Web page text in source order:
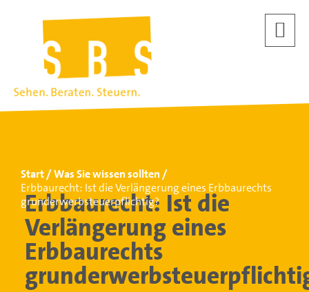
Start
Was Sie wissen sollten
Erbbaurecht: Ist die Verlängerung eines Erbbaurechts
grunderwerbsteuerpflichtig?
Erbbaurecht: Ist die
Verlängerung eines
Erbbaurechts